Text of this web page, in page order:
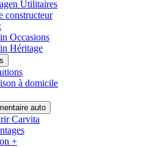
Utilitaires
constructeur
Occasions
Héritage
à domicile
auto
Carvita
+